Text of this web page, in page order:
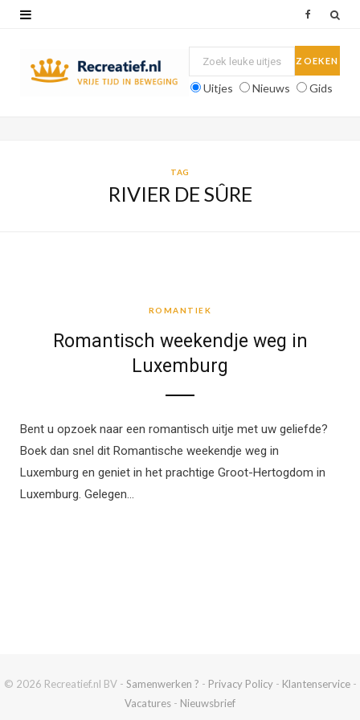
Uitjes Nieuws Gids
TAG
RIVIER DE SÛRE
ROMANTIEK
Romantisch weekendje weg in
Luxemburg
Bent u opzoek naar een romantisch uitje met uw geliefde?
Boek dan snel dit Romantische weekendje weg in
Luxemburg en geniet in het prachtige Groot-Hertogdom in
Luxemburg. Gelegen…
© 2026 Recreatief.nl BV - Samenwerken ? - Privacy Policy- Klantenservice-
Vacatures - Nieuwsbrief